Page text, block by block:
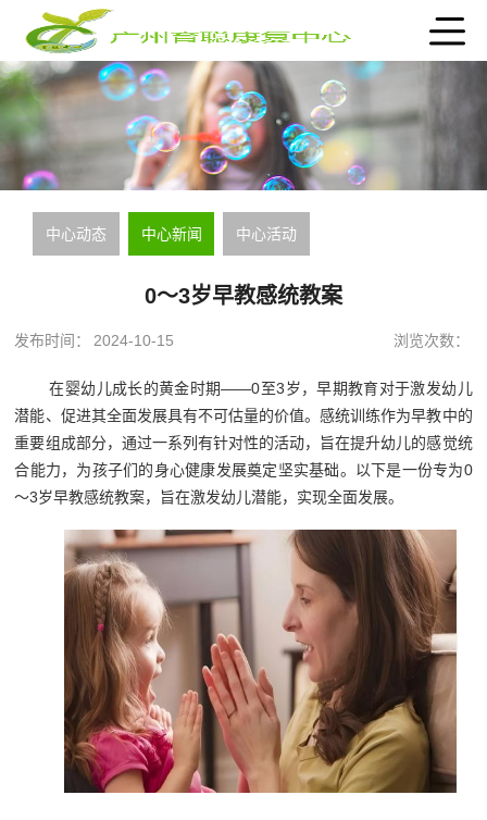
中心动态 中心新闻 中心活动
0～3岁早教感统教案
发布时间： 2024-10-15 浏览次数：
在婴幼儿成长的黄金时期——0至3岁，早期教育对于激发幼儿
潜能、促进其全面发展具有不可估量的价值。感统训练作为早教中的
重要组成部分，通过一系列有针对性的活动，旨在提升幼儿的感觉统
合能力，为孩子们的身心健康发展奠定坚实基础。以下是一份专为0
～3岁早教感统教案，旨在激发幼儿潜能，实现全面发展。